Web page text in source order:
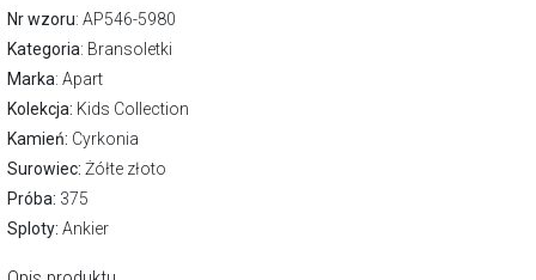
Nr wzoru: AP546-5980
Kategoria: Bransoletki
Marka: Apart
Kolekcja: Kids Collection
Kamień: Cyrkonia
Surowiec: Żółte złoto
Próba: 375
Sploty: Ankier